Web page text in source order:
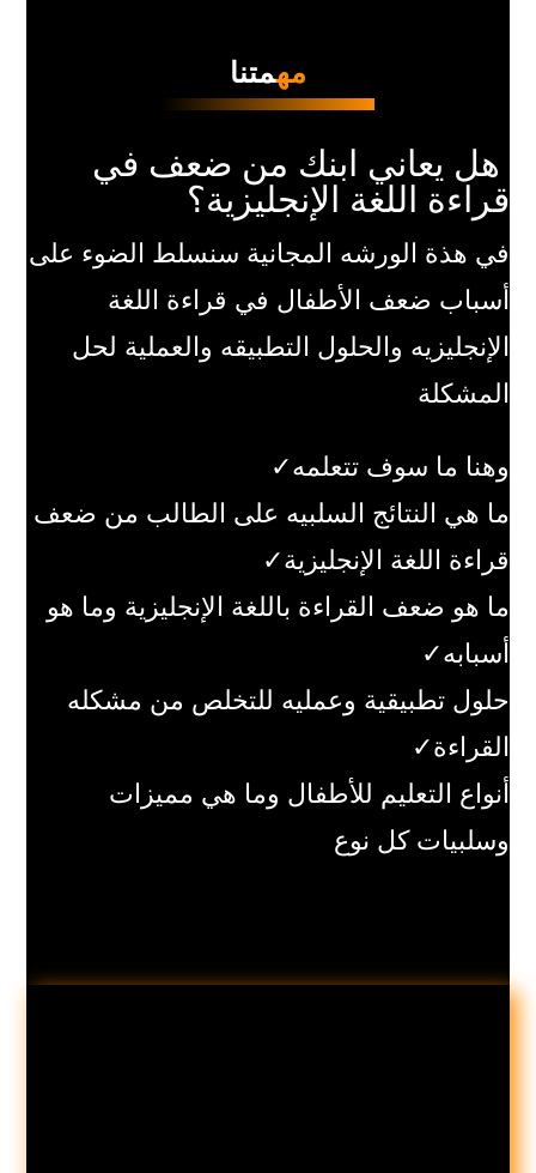
مهمتنا
هل يعاني ابنك من ضعف في
قراءة اللغة الإنجليزية؟
في هذة الورشه المجانية سنسلط الضوء على
أسباب ضعف الأطفال في قراءة اللغة
الإنجليزيه والحلول التطبيقه والعملية لحل
المشكلة
وهنا ما سوف تتعلمه✓
ما هي النتائج السلبيه على الطالب من ضعف
قراءة اللغة الإنجليزية✓
ما هو ضعف القراءة باللغة الإنجليزية وما هو
أسبابه✓
حلول تطبيقية وعمليه للتخلص من مشكله
القراءة✓
أنواع التعليم للأطفال وما هي مميزات
وسلبيات كل نوع